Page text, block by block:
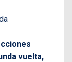
vuelta,